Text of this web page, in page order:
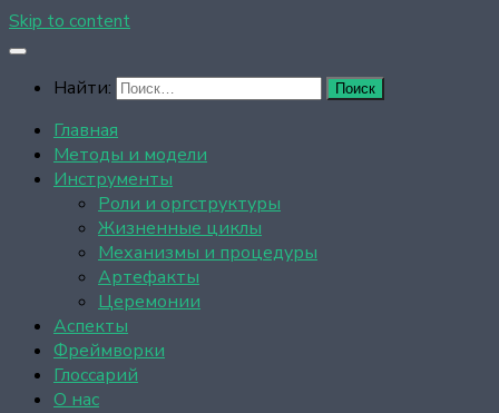
Skip to content
Найти:
Главная
Методы и модели
Инструменты
Роли и оргструктуры
Жизненные циклы
Механизмы и процедуры
Артефакты
Церемонии
Аспекты
Фреймворки
Глоссарий
О нас